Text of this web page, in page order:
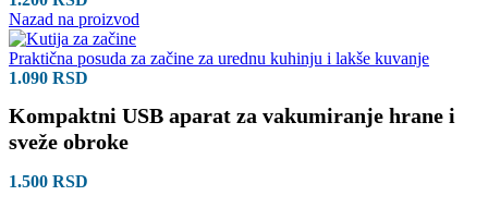
Nazad na proizvod
Praktična posuda za začine za urednu kuhinju i lakše kuvanje
1.090 RSD
Kompaktni USB aparat za vakumiranje hrane i
sveže obroke
1.500 RSD